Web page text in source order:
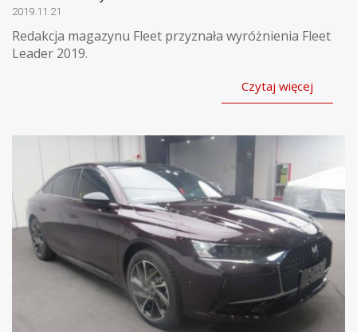
2019.11.21
Redakcja magazynu Fleet przyznała wyróżnienia Fleet
Leader 2019.
Czytaj więcej